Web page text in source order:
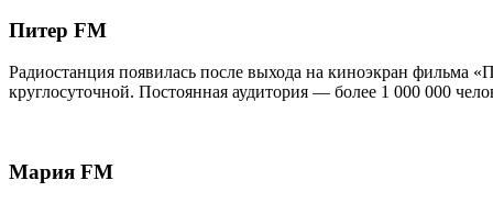
Питер FM
Радиостанция появилась после выхода на киноэкран фильма
круглосуточной. Постоянная аудитория — более 1 000 000
Мария FM